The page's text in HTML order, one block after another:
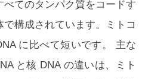
てのタンパク質をコードす
構成されています。ミトコ
に比べて短いです。 主な
と核 DNA の違いは、
ミト